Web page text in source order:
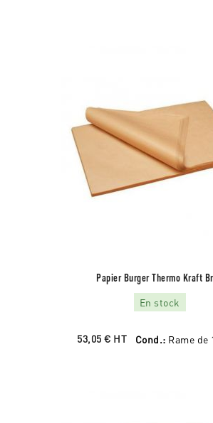
Papier Burger Thermo Kraft
En stock
53,05 € HT Cond.: Rame de